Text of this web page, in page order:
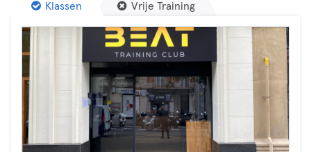
Klassen Vrije Training